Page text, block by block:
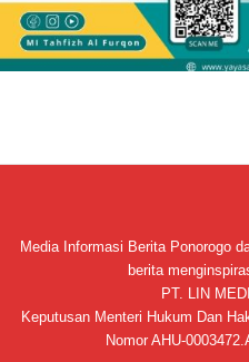
Media Informasi Berita Ponorogo
berita
PT. LIN
Keputusan Menteri Hukum Dan
Nomor AHU-